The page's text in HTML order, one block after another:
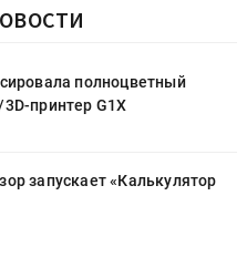
полноцветный
принтер G1X
запускает «Калькулятор